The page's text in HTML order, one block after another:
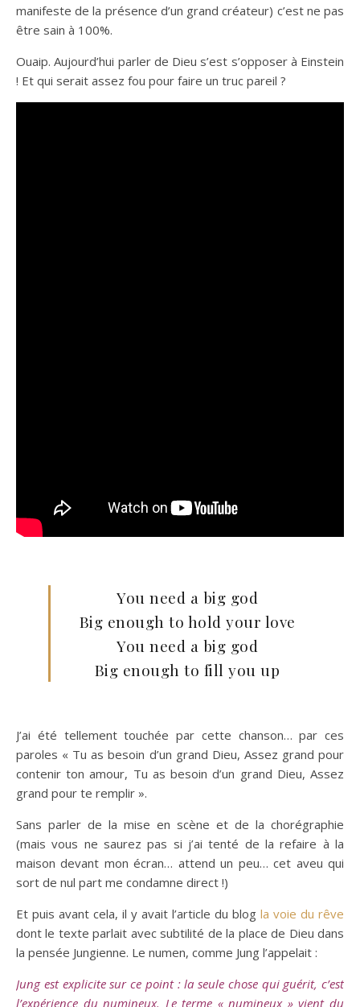
manifeste de la présence d’un grand créateur) c’est ne pas
être sain à 100%.
Ouaip. Aujourd’hui parler de Dieu s’est s’opposer à Einstein
! Et qui serait assez fou pour faire un truc pareil ?
You need a big god
Big enough to hold your love
You need a big god
Big enough to fill you up
J’ai été tellement touchée par cette chanson… par ces
paroles « Tu as besoin d’un grand Dieu, Assez grand pour
contenir ton amour, Tu as besoin d’un grand Dieu, Assez
grand pour te remplir ».
Sans parler de la mise en scène et de la chorégraphie
(mais vous ne saurez pas si j’ai tenté de la refaire à la
maison devant mon écran… attend un peu… cet aveu qui
sort de nul part me condamne direct !)
Et puis avant cela, il y avait l’article du blog la voie du rêve
dont le texte parlait avec subtilité de la place de Dieu dans
la pensée Jungienne. Le numen, comme Jung l’appelait :
Jung est explicite sur ce point : la seule chose qui guérit, c’est
l’expérience du numineux. Le terme « numineux » vient du